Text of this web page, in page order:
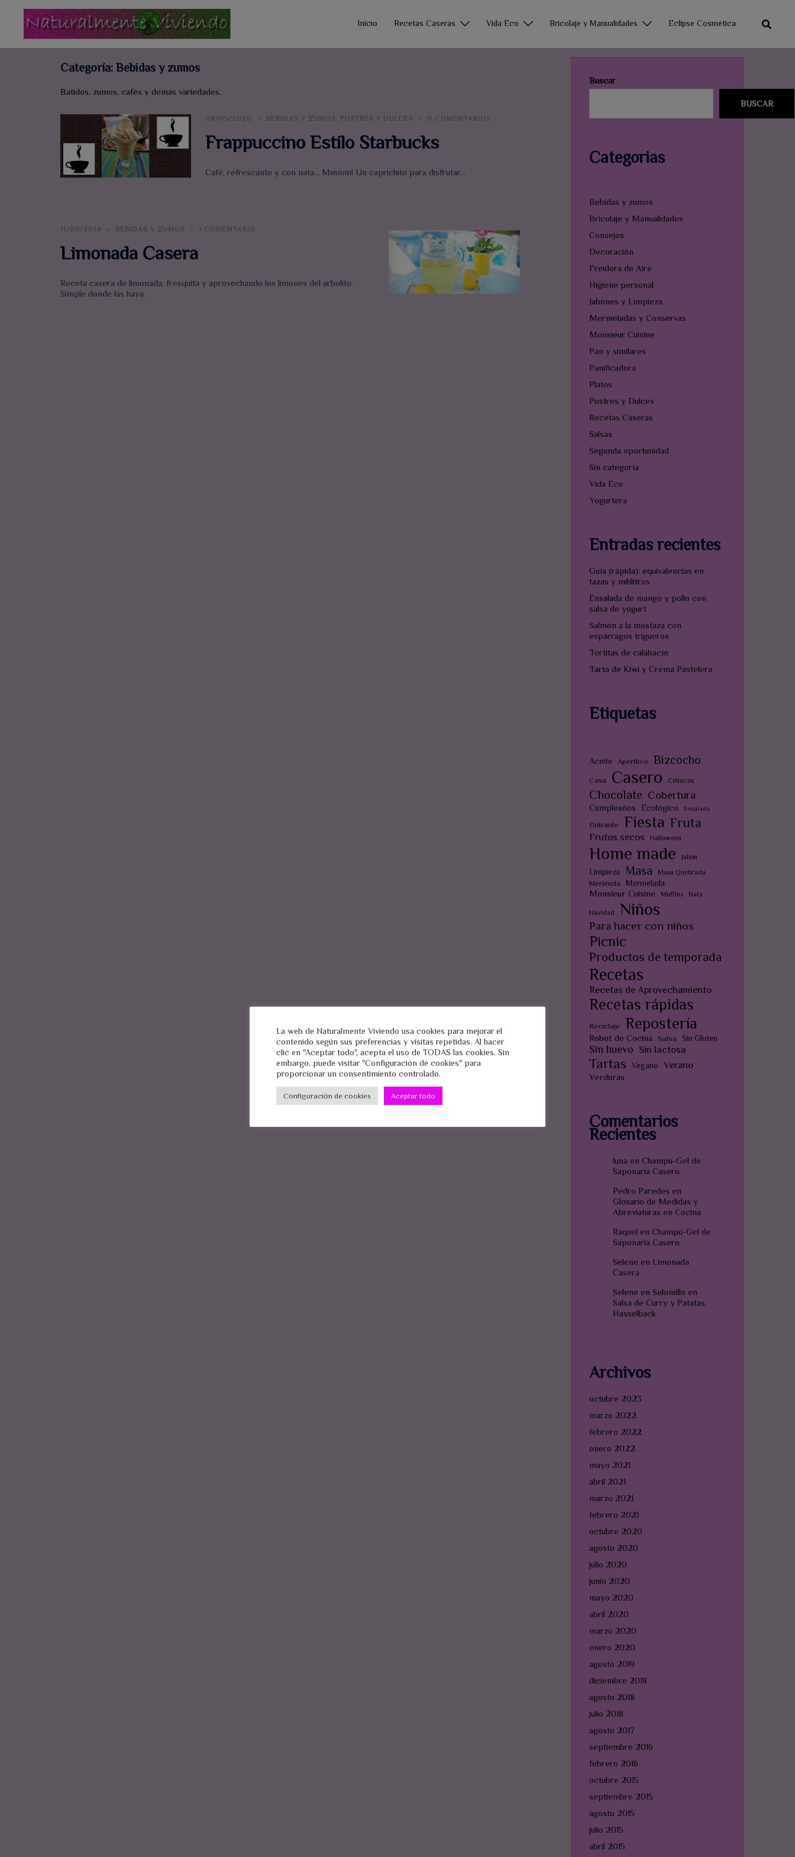
contenido
Inicio Recetas Caseras Vida Eco Bricolaje y Manualidades Eclipse Cosmética
Categoría: Bebidas y zumos
Batidos, zumos, cafés y demás variedades.
08/05/2020 BEBIDAS Y ZUMOS, POSTRES Y DULCES 0 COMENTARIOS
Frappuccino Estilo Starbucks
Café, refrescante y con nata… Mmmm! Un caprichito para disfrutar…
11/09/2014 BEBIDAS Y ZUMOS 1 COMENTARIO
Limonada Casera
Receta casera de limonada, fresquita y aprovechando los limones del arbolito.
Simple donde las haya.
Buscar
BUSCAR
Categorias
Bebidas y zumos
Bricolaje y Manualidades
Consejos
Decoración
Freidora de Aire
Higiene personal
Jabones y Limpieza
Mermeladas y Conservas
Monsieur Cuisine
Pan y similares
Panificadora
Platos
Postres y Dulces
Recetas Caseras
Salsas
Segunda oportunidad
Sin categoría
Vida Eco
Yogurtera
Entradas recientes
Guía (rápida): equivalencias en
tazas y milílitros
Ensalada de mango y pollo con
salsa de yogurt
Salmón a la mostaza con
espárragos trigueros
Tortitas de calabacín
Tarta de Kiwi y Crema Pastelera
Etiquetas
Aceite Aperitivo Bizcocho
Casa Casero Celiacos
Chocolate Cobertura
Cumpleaños Ecológico Ensalada
Entrante Fiesta Fruta
Frutos secos Halloween
Home made Jabón
Limpieza Masa Masa Quebrada
Merienda Mermelada
Monsieur Cuisine Muffins Nata
Navidad Niños
Para hacer con niños
Picnic
Productos de temporada
Recetas
Recetas de Aprovechamiento
Recetas rápidas
Reciclaje Repostería
Robot de Cocina Salsa Sin Gluten
Sin huevo Sin lactosa
Tartas Vegano Verano
Verduras
Comentarios
Recientes
luna en Champú-Gel de
Saponaria Casero
Pedro Paredes en
Glosario de Medidas y
Abreviaturas en Cocina
Raquel en Champú-Gel de
Saponaria Casero
Selene en Limonada
Casera
Selene en Solomillo en
Salsa de Curry y Patatas
Hasselback
Archivos
octubre 2023
marzo 2022
febrero 2022
enero 2022
mayo 2021
abril 2021
marzo 2021
febrero 2021
octubre 2020
agosto 2020
julio 2020
junio 2020
mayo 2020
abril 2020
marzo 2020
enero 2020
agosto 2019
diciembre 2018
agosto 2018
julio 2018
agosto 2017
septiembre 2016
febrero 2016
octubre 2015
septiembre 2015
agosto 2015
julio 2015
abril 2015
La web de Naturalmente Viviendo usa cookies para mejorar el
contenido según sus preferencias y visitas repetidas. Al hacer
clic en "Aceptar todo", acepta el uso de TODAS las cookies. Sin
embargo, puede visitar "Configuración de cookies" para
proporcionar un consentimiento controlado.
Configuración de cookies Aceptar todo